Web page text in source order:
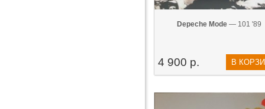
Depeche Mode — 101 '89
4 900 р. В